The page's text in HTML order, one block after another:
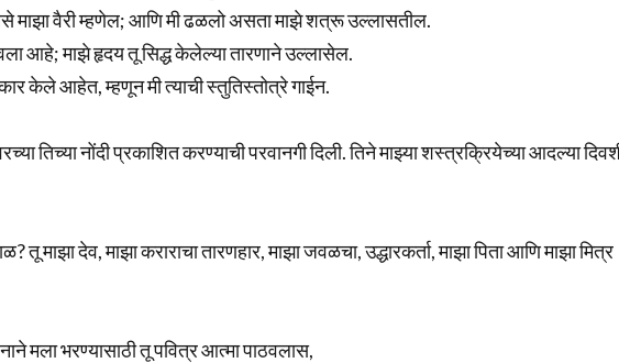
माझा वैरी म्हणेल; आणि मी ढळलो असता माझे शत्रू उल्लासतील.
आहे; माझे हृदय तू सिद्ध केलेल्या तारणाने उल्लासेल.
केले आहेत, म्हणून मी त्याची स्तुतिस्तोत्रे गाईन.
तिच्या नोंदी प्रकाशित करण्याची परवानगी दिली. तिने माझ्या शस्त्रक्रियेच्या आदल्या
तू माझा देव, माझा कराराचा तारणहार, माझा जवळचा, उद्धारकर्ता, माझा पिता आणि माझा मित्र
मला भरण्यासाठी तू पवित्र आत्मा पाठवलास,